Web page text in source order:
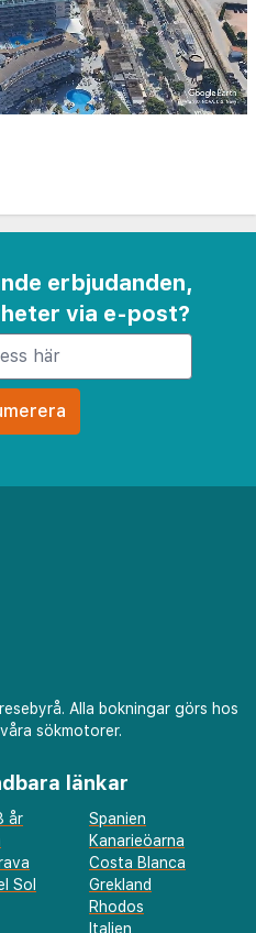
3,4 km
- 34 km
- 85,7 km
för ALEGRIA Caprici
(öppen dygnet runt)
(avgift tillkommer)
till bubbelpool, bastu
Detta hotell har även
och en spelhall.
restaurang där gästerna
Man kan även köpa nåt
av med din favoritdrink i
till 10.30.
betala följande avgifter
inkludera tillämpliga
per natt i upp till 7
erbjudanden,
via e-post?
Alla bokningar görs hos
sökmotorer.
länkar
år
Spanien
Kanarieöarna
Costa Blanca
Sol
Grekland
Rhodos
Italien